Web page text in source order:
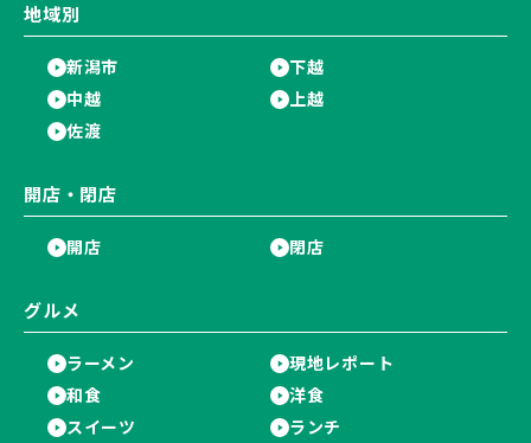
地域別
新潟市
下越
中越
上越
佐渡
開店・閉店
開店 閉店
グルメ
ラーメン
現地レポート
和食
洋食
スイーツ
ランチ